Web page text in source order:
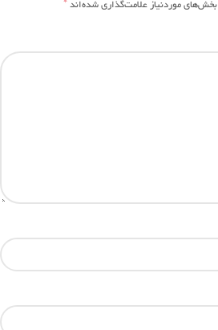
بخش‌های موردنیاز علامت‌گذاری شده‌اند*